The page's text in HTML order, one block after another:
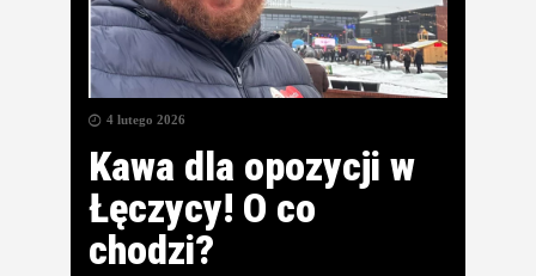
4 lutego 2026
Kawa dla opozycji w
Łęczycy! O co
chodzi?